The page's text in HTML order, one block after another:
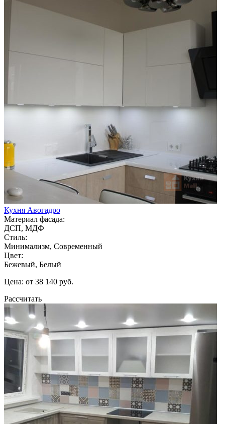
Кухня Авогадро
Материал фасада:
ДСП, МДФ
Стиль:
Минимализм, Современный
Цвет:
Бежевый, Белый
Цена: от 38 140 руб.
Рассчитать